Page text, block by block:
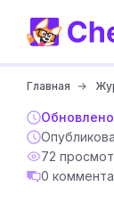
Главная
Обновлено
72
0